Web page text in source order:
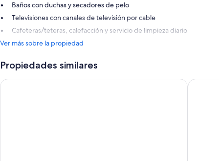
Baños con duchas y secadores de pelo
Televisiones con canales de televisión por cable
Cafeteras/teteras, calefacción y servicio de limpieza diario
Ver más sobre la propiedad
Propiedades similares
Scandic Ørnen Scandic